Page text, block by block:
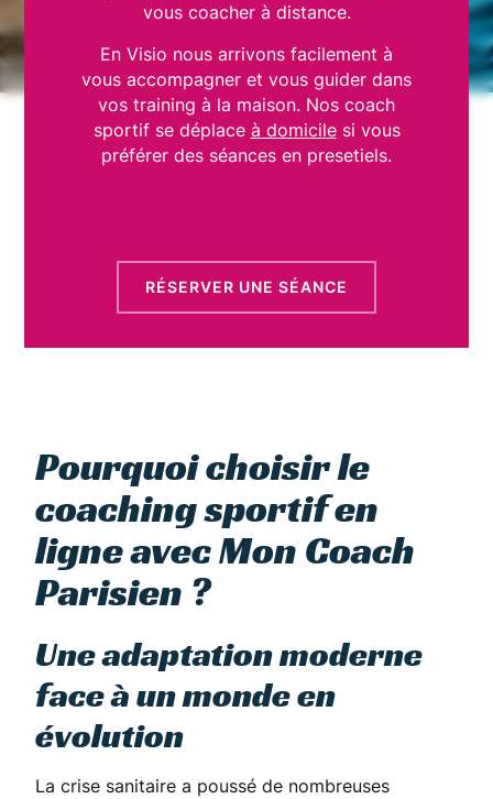
vous coacher à distance.
En Visio nous arrivons facilement à
vous accompagner et vous guider dans
vos training à la maison. Nos coach
sportif se déplace à domicilesi vous
préférer des séances en presetiels.
RÉSERVER UNE SÉANCE
Pourquoi choisir le
coaching sportif en
ligne avec Mon Coach
Parisien ?
Une adaptation moderne
face à un monde en
évolution
La crise sanitaire a poussé de nombreuses